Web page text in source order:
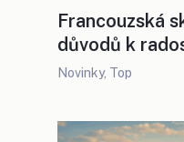
Francouzská
důvodů k
Novinky, Top